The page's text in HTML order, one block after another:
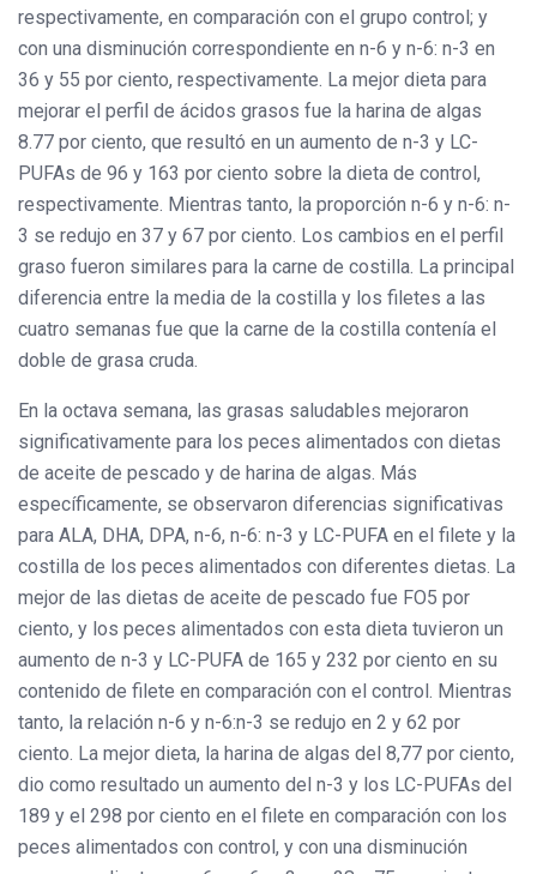
respectivamente, en comparación con el grupo control; y
con una disminución correspondiente en n-6 y n-6: n-3 en
36 y 55 por ciento, respectivamente. La mejor dieta para
mejorar el perfil de ácidos grasos fue la harina de algas
8.77 por ciento, que resultó en un aumento de n-3 y LC-
PUFAs de 96 y 163 por ciento sobre la dieta de control,
respectivamente. Mientras tanto, la proporción n-6 y n-6: n-
3 se redujo en 37 y 67 por ciento. Los cambios en el perfil
graso fueron similares para la carne de costilla. La principal
diferencia entre la media de la costilla y los filetes a las
cuatro semanas fue que la carne de la costilla contenía el
doble de grasa cruda.
En la octava semana, las grasas saludables mejoraron
significativamente para los peces alimentados con dietas
de aceite de pescado y de harina de algas. Más
específicamente, se observaron diferencias significativas
para ALA, DHA, DPA, n-6, n-6: n-3 y LC-PUFA en el filete y la
costilla de los peces alimentados con diferentes dietas. La
mejor de las dietas de aceite de pescado fue FO5 por
ciento, y los peces alimentados con esta dieta tuvieron un
aumento de n-3 y LC-PUFA de 165 y 232 por ciento en su
contenido de filete en comparación con el control. Mientras
tanto, la relación n-6 y n-6:n-3 se redujo en 2 y 62 por
ciento. La mejor dieta, la harina de algas del 8,77 por ciento,
dio como resultado un aumento del n-3 y los LC-PUFAs del
189 y el 298 por ciento en el filete en comparación con los
peces alimentados con control, y con una disminución